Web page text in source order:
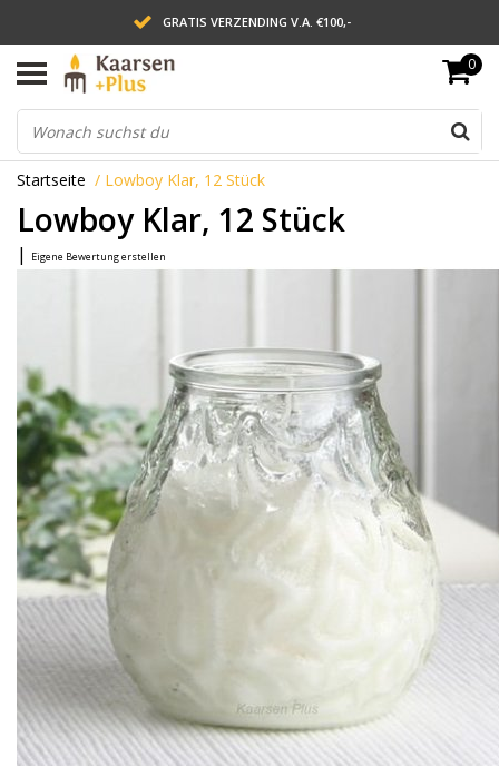
GRATIS VERZENDING V.A. €100,-
LEVERING BINNEN 2 WERKDAGEN
ACHTERAF BETALEN VIA AFTERPAY
0
Startseite / Lowboy Klar, 12 Stück
Lowboy Klar, 12 Stück
| Eigene Bewertung erstellen